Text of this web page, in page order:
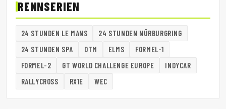
RENNSERIEN
24 STUNDEN LE MANS
24 STUNDEN NÜRBURGRING
24 STUNDEN SPA
DTM ELMS
FORMEL-1
FORMEL-2
GT WORLD CHALLENGE EUROPE
INDYCAR
RALLYCROSS
RX1E WEC